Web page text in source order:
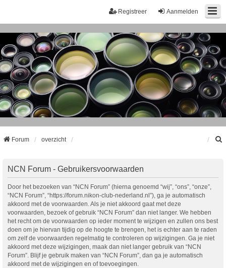
Aanmelden
Registreer
Forum overzicht
NCN Forum - Gebruikersvoorwaarden
Door het bezoeken van “NCN Forum” (hierna genoemd “wij”, “ons”, “onze”,
“NCN Forum”, “https://forum.nikon-club-nederland.nl”), ga je automatisch
akkoord met de voorwaarden. Als je niet akkoord gaat met deze
voorwaarden, bezoek of gebruik “NCN Forum” dan niet langer. We hebben
het recht om de voorwaarden op ieder moment te wijzigen en zullen ons best
doen om je hiervan tijdig op de hoogte te brengen, het is echter aan te raden
om zelf de voorwaarden regelmatig te controleren op wijzigingen. Ga je niet
akkoord met deze wijzigingen, maak dan niet langer gebruik van “NCN
Forum”. Blijf je gebruik maken van “NCN Forum”, dan ga je automatisch
akkoord met de wijzigingen en of toevoegingen.